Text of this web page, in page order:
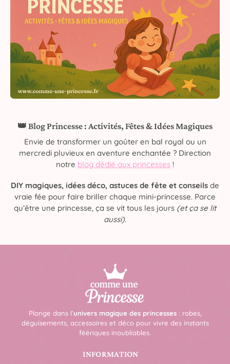
👑 Blog Princesse : Activités, Fêtes & Idées Magiques
Envie de transformer un goûter en bal royal ou un
mercredi pluvieux en aventure enchantée ? Direction
notre blog dédié aux princesses !
DIY magiques, idées déco, astuces de fête et conseils de
vraie fée pour faire briller chaque mini-princesse. Parce
qu’être une princesse, ça se vit tous les jours (et ça se lit
aussi).
Plonge dans l’univers magique des princesses: robes,
déguisements, accessoires et déco pour vivre des instants
féériques inoubliables.
INFORMATION